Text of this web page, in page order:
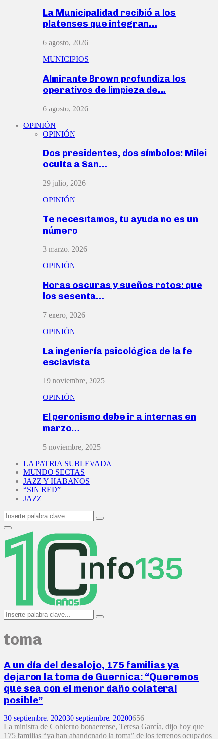
La Municipalidad recibió a los
platenses que integran…
6 agosto, 2026
MUNICIPIOS
Almirante Brown profundiza los
operativos de limpieza de…
6 agosto, 2026
OPINIÓN
OPINIÓN
Dos presidentes, dos símbolos: Milei
oculta a San…
29 julio, 2026
OPINIÓN
Te necesitamos, tu ayuda no es un
número
3 marzo, 2026
OPINIÓN
Horas oscuras y sueños rotos: que
los sesenta…
7 enero, 2026
OPINIÓN
La ingeniería psicológica de la fe
esclavista
19 noviembre, 2025
OPINIÓN
El peronismo debe ir a internas en
marzo…
5 noviembre, 2025
LA PATRIA SUBLEVADA
MUNDO SECTAS
JAZZ Y HABANOS
“SIN RED”
JAZZ
Search
for:
Search
Primary
Menu
Search
for:
Search
toma
A un día del desalojo, 175 familias ya
dejaron la toma de Guernica: “Queremos
que sea con el menor daño colateral
posible”
30 septiembre, 202030 septiembre, 20200656
La ministra de Gobierno bonaerense, Teresa García, dijo hoy que
175 familias “ya han abandonado la toma” de los terrenos ocupados